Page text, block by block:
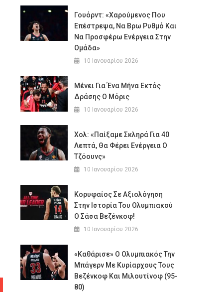
Γουόρντ: «Χαρούμενος Που
Επέστρεψα, Να Βρω Ρυθμό Και
Να Προσφέρω Ενέργεια Στην
Ομάδα»
10 Ιανουαρίου 2026
Μένει Για Ένα Μήνα Εκτός
Δράσης Ο Μόρις
10 Ιανουαρίου 2026
Χολ: «Παίξαμε Σκληρά Για 40
Λεπτά, Θα Φέρει Ενέργεια Ο
Τζόουνς»
10 Ιανουαρίου 2026
Κορυφαίος Σε Αξιολόγηση
Στην Ιστορία Του Ολυμπιακού
Ο Σάσα Βεζένκοφ!
10 Ιανουαρίου 2026
«Καθάρισε» Ο Ολυμπιακός Την
Μπάγερν Με Κυρίαρχους Τους
Βεζένκοφ Και Μιλουτίνοφ (95-
80)